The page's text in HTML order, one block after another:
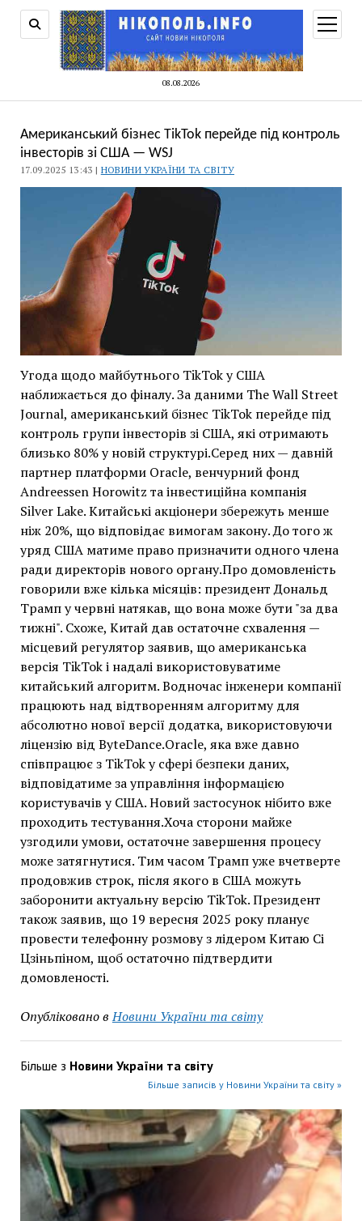
08.08.2026
меню
Американський бізнес TikTok перейде під контроль
інвесторів зі США — WSJ
17.09.2025 13:43 | НОВИНИ УКРАЇНИ ТА СВІТУ
Угода щодо майбутнього TikTok у США
наближається до фіналу. За даними The Wall Street
Journal, американський бізнес TikTok перейде під
контроль групи інвесторів зі США, які отримають
близько 80% у новій структурі.Серед них — давній
партнер платформи Oracle, венчурний фонд
Andreessen Horowitz та інвестиційна компанія
Silver Lake. Китайські акціонери збережуть менше
ніж 20%, що відповідає вимогам закону. До того ж
уряд США матиме право призначити одного члена
ради директорів нового органу.Про домовленість
говорили вже кілька місяців: президент Дональд
Трамп у червні натякав, що вона може бути "за два
тижні". Схоже, Китай дав остаточне схвалення —
місцевий регулятор заявив, що американська
версія TikTok і надалі використовуватиме
китайський алгоритм. Водночас інженери компанії
працюють над відтворенням алгоритму для
абсолютно нової версії додатка, використовуючи
ліцензію від ByteDance.Oracle, яка вже давно
співпрацює з TikTok у сфері безпеки даних,
відповідатиме за управління інформацією
користувачів у США. Новий застосунок нібито вже
проходить тестування.Хоча сторони майже
узгодили умови, остаточне завершення процесу
може затягнутися. Тим часом Трамп уже вчетверте
продовжив строк, після якого в США можуть
заборонити актуальну версію TikTok. Президент
також заявив, що 19 вересня 2025 року планує
провести телефонну розмову з лідером Китаю Сі
Цзіньпіном, щоб остаточно підтвердити
домовленості.
Опубліковано в Новини України та світу
Більше з Новини України та світу
Більше записів у Новини України та світу »